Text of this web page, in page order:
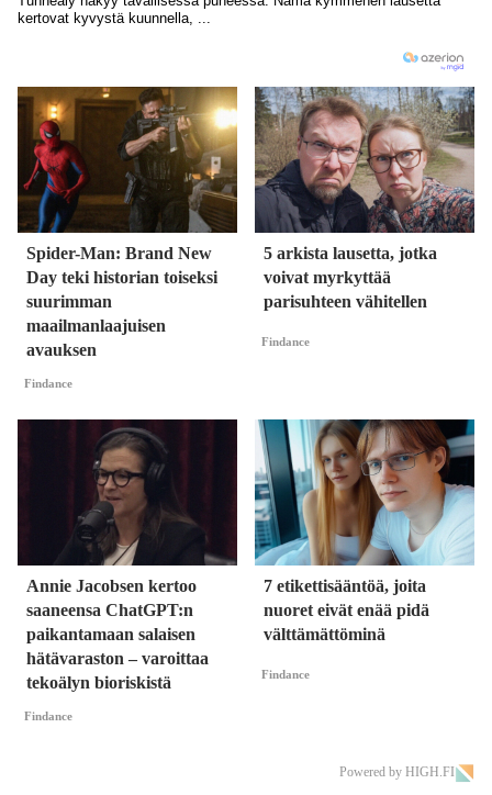
Spider-Man: Brand New
Day teki historian toiseksi
suurimman
maailmanlaajuisen
avauksen
Findance
5 arkista lausetta, jotka
voivat myrkyttää
parisuhteen vähitellen
Findance
Annie Jacobsen kertoo
saaneensa ChatGPT:n
paikantamaan salaisen
hätävaraston – varoittaa
tekoälyn bioriskistä
Findance
7 etikettisääntöä, joita
nuoret eivät enää pidä
välttämättöminä
Findance
Powered by HIGH.FI